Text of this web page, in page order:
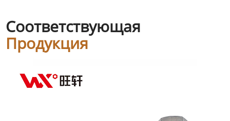
Соответствующая
Продукция